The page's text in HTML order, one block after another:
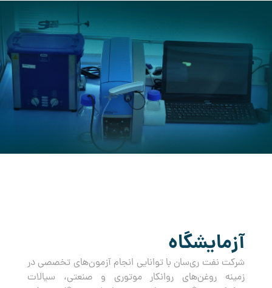
آزمایشگاه
شرکت نفت ری‌سان با توانایی انجام آزمون‌های تخصصی در
زمینه روغن‌های روانکار موتوری و صنعتی، سیالات